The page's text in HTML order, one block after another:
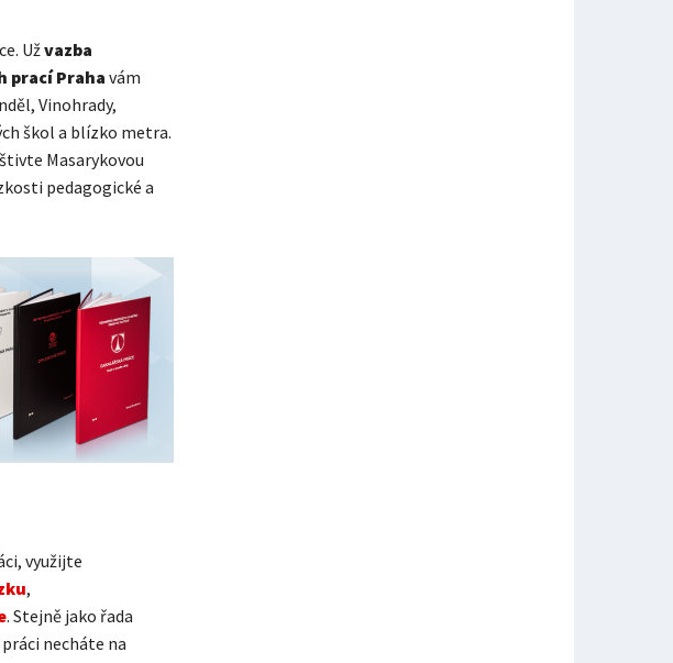
Užvazba
prací Prahavám
Vinohrady,
škol a blízko metra.
Masarykovou
pedagogické a
využijte
,
. Stejně jako řada
necháte na